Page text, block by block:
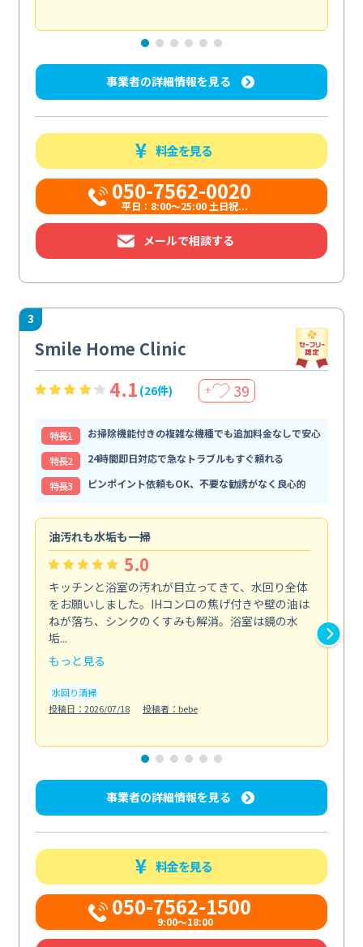
事業者の詳細情報を見る
料金を見る
050-7562-0020
平日：8:00〜25:00 土日祝...
メールで相談する
3
Smile Home Clinic
4.1 (26件) ＋ 39
特⻑1
お掃除機能付きの複雑な機種でも追加料金なしで安心
特⻑2
24時間即日対応で急なトラブルもすぐ頼れる
特⻑3
ピンポイント依頼もOK、不要な勧誘がなく良心的
油汚れも水垢も一掃
5.0
キッチンと浴室の汚れが目立ってきて、水回り全体
をお願いしました。IHコンロの焦げ付きや壁の油は
ねが落ち、シンクのくすみも解消。浴室は鏡の水
垢...
もっと見る
水回り清掃
投稿日：2026/07/18
投稿者：bebe
事業者の詳細情報を見る
料金を見る
050-7562-1500
9:00～18:00